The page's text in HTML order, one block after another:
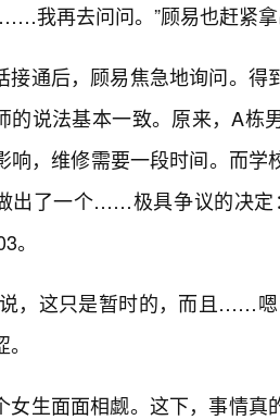
我再去问问。”顾易也赶紧
接通后，顾易焦急地询问。
的说法基本一致。原来，A栋
响，维修需要一段时间。而
出了一个……极具争议的决定
。
，这只是暂时的，而且……
女生面面相觑。这下，事情